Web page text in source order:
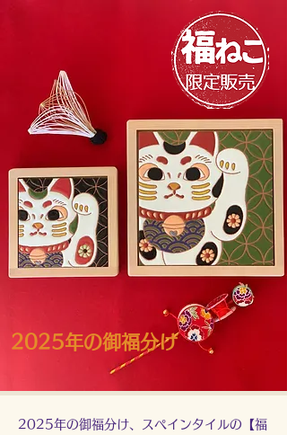
​2025年の御福分け
2025年の御福分け、スペインタイルの【福